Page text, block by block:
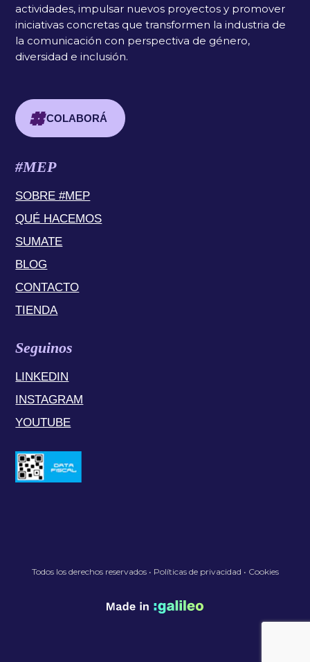
actividades, impulsar nuevos proyectos y promover
iniciativas concretas que transformen la industria de
la comunicación con perspectiva de género,
diversidad e inclusión.
COLABORÁ
#MEP
SOBRE #MEP
QUÉ HACEMOS
SUMATE
BLOG
CONTACTO
TIENDA
Seguinos
LINKEDIN
INSTAGRAM
YOUTUBE
Todos los derechos reservados • Políticas de privacidad • Cookies